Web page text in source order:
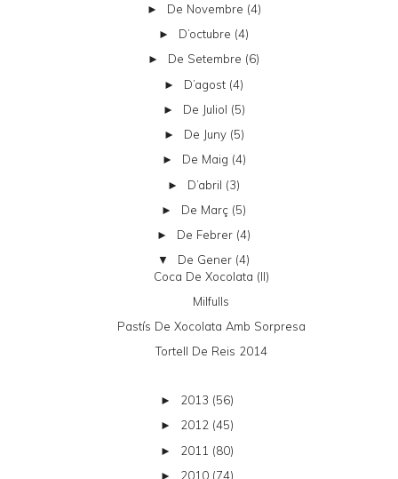
► De Novembre (4)
► D’octubre (4)
► De Setembre (6)
► D’agost (4)
► De Juliol (5)
► De Juny (5)
► De Maig (4)
► D’abril (3)
► De Març (5)
► De Febrer (4)
▼ De Gener (4)
Coca De Xocolata (II)
Milfulls
Pastís De Xocolata Amb Sorpresa
Tortell De Reis 2014
► 2013 (56)
► 2012 (45)
► 2011 (80)
► 2010 (74)